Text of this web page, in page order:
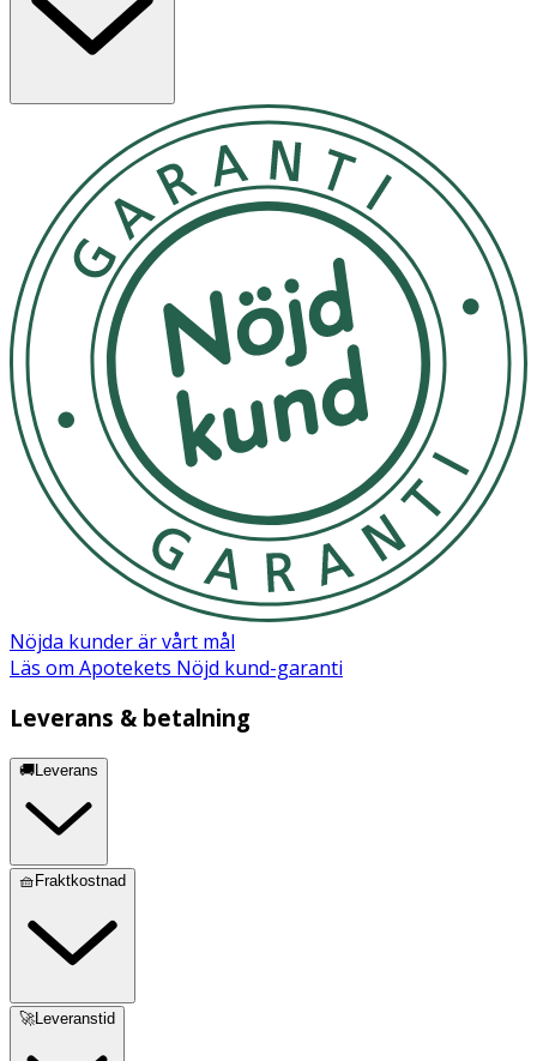
Nöjda kunder är vårt mål
Läs om Apotekets Nöjd kund-garanti
Leverans & betalning
🚚Leverans
🧺Fraktkostnad
🚀Leveranstid